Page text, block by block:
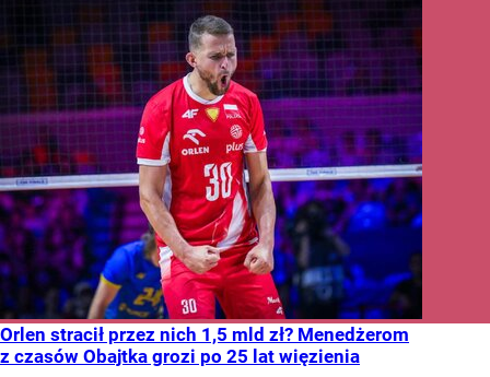
Orlen stracił przez nich 1,5 mld zł? Menedżerom
z czasów Obajtka grozi po 25 lat więzienia